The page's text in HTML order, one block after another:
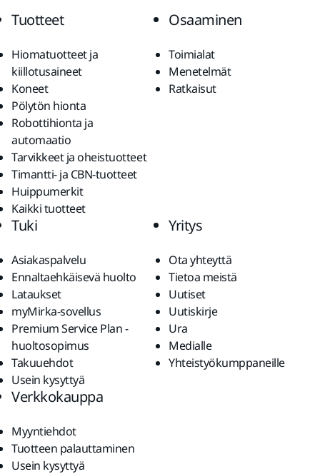
Tuotteet
Hiomatuotteet ja
kiillotusaineet
Koneet
Pölytön hionta
Robottihionta ja
automaatio
Tarvikkeet ja oheistuotteet
Timantti- ja CBN-tuotteet
Huippumerkit
Kaikki tuotteet
Osaaminen
Toimialat
Menetelmät
Ratkaisut
Tuki
Asiakaspalvelu
Ennaltaehkäisevä huolto
Lataukset
myMirka-sovellus
Premium Service Plan -
huoltosopimus
Takuuehdot
Usein kysyttyä
Yritys
Ota yhteyttä
Tietoa meistä
Uutiset
Uutiskirje
Ura
Medialle
Yhteistyökumppaneille
Verkkokauppa
Myyntiehdot
Tuotteen palauttaminen
Usein kysyttyä